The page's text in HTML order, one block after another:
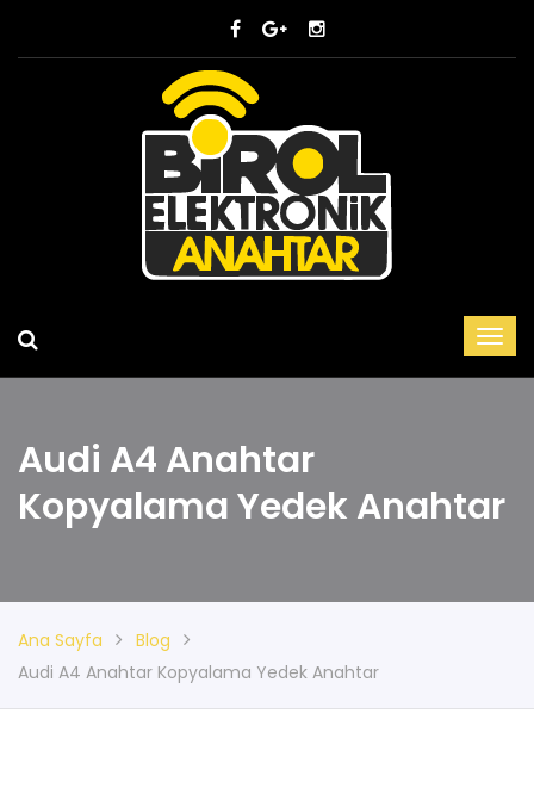
Audi A4 Anahtar
Kopyalama Yedek Anahtar
Ana Sayfa
Blog
Audi A4 Anahtar Kopyalama Yedek Anahtar